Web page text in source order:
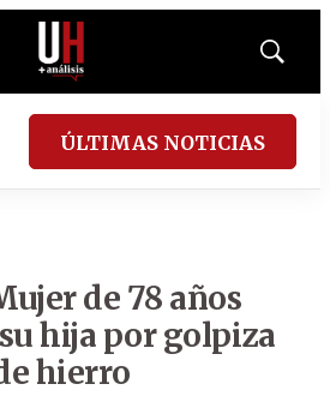
Mostrar
ÚLTIMAS NOTICIAS
de 78 años
hija por golpiza
hierro